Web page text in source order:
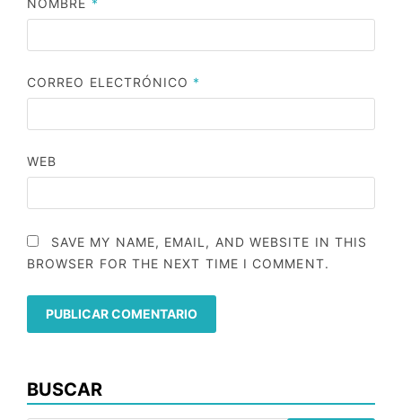
NOMBRE *
CORREO ELECTRÓNICO *
WEB
SAVE MY NAME, EMAIL, AND WEBSITE IN THIS
BROWSER FOR THE NEXT TIME I COMMENT.
BUSCAR